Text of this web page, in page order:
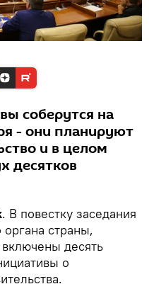
соберутся на
- они планируют
и в целом
десятков
. В повестку заседания
страны,
включены десять
о